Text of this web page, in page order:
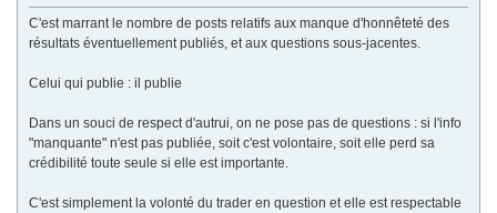
C'est marrant le nombre de posts relatifs aux manque d'honnêteté des
résultats éventuellement publiés, et aux questions sous-jacentes.
Celui qui publie : il publie
Dans un souci de respect d'autrui, on ne pose pas de questions : si l'info
"manquante" n'est pas publiée, soit c'est volontaire, soit elle perd sa
crédibilité toute seule si elle est importante.
C'est simplement la volonté du trader en question et elle est respectable